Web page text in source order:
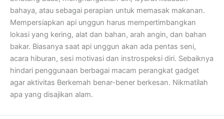
bahaya, atau sebagai perapian untuk memasak makanan.
Mempersiapkan api unggun harus mempertimbangkan
lokasi yang kering, alat dan bahan, arah angin, dan bahan
bakar. Biasanya saat api unggun akan ada pentas seni,
acara hiburan, sesi motivasi dan instrospeksi diri. Sebaiknya
hindari penggunaan berbagai macam perangkat gadget
agar aktivitas Berkemah benar-bener berkesan. Nikmatilah
apa yang disajikan alam.